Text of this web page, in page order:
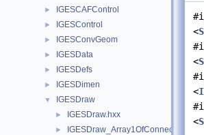
► IGESCAFControl
► IGESControl
► IGESConvGeom
► IGESData
► IGESDefs
► IGESDimen
▼ IGESDraw
► IGESDraw.hxx
► IGESDraw_Array1OfConnectPoint.hxx
<
<
<
<